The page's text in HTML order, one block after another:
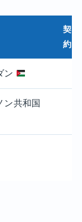
契
約
ン
ン共和国